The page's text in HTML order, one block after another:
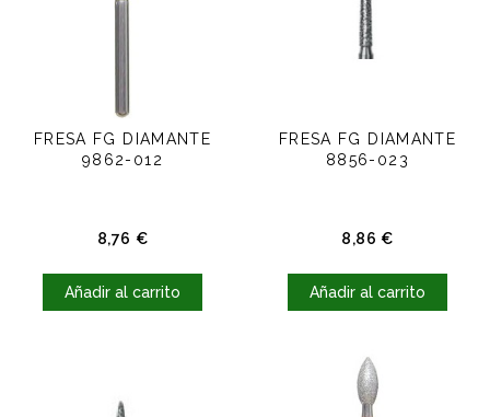
FRESA FG DIAMANTE
9862-012
8,76 €Precio
Añadir al carrito
FRESA FG DIAMANTE
8856-023
8,86 €Precio
Añadir al carrito